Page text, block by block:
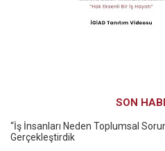
SON
“İş İnsanları Neden Toplumsal
Gerçekleştirdik